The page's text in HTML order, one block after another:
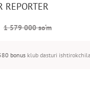
REPORTER
1 579 000 so‘m
bonus klub dasturi